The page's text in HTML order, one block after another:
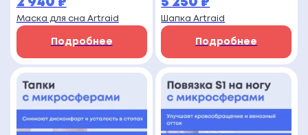
2 940 ₽
Маска для сна Artraid
Подробнее
5 250 ₽
Шапка Artraid
Подробнее